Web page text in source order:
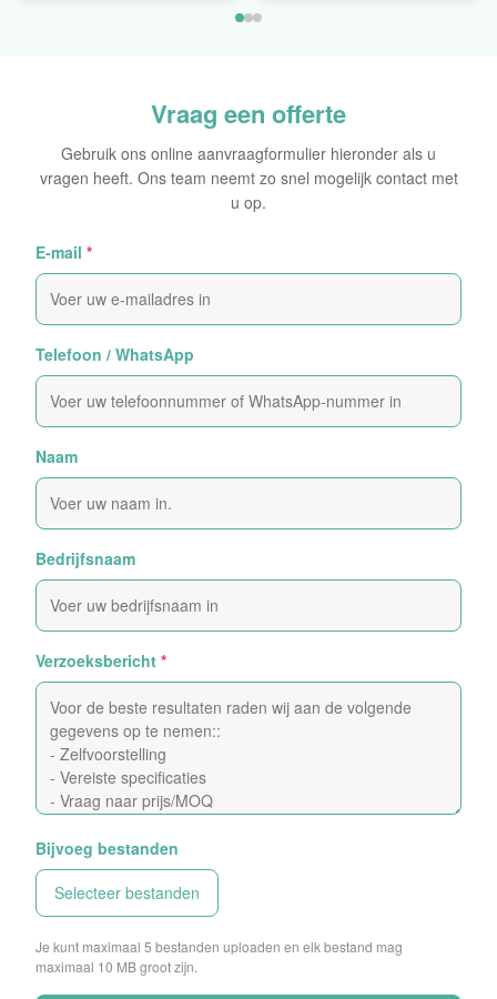
Vraag een offerte
Gebruik ons online aanvraagformulier hieronder als u
vragen heeft. Ons team neemt zo snel mogelijk contact met
u op.
E-mail *
Telefoon / WhatsApp
Naam
Bedrijfsnaam
Verzoeksbericht *
Bijvoeg bestanden
Selecteer bestanden
Je kunt maximaal 5 bestanden uploaden en elk bestand mag
maximaal 10 MB groot zijn.